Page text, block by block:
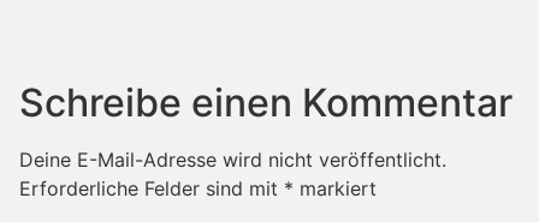
Schreibe einen Kommentar
Deine E-Mail-Adresse wird nicht veröffentlicht.
Erforderliche Felder sind mit * markiert